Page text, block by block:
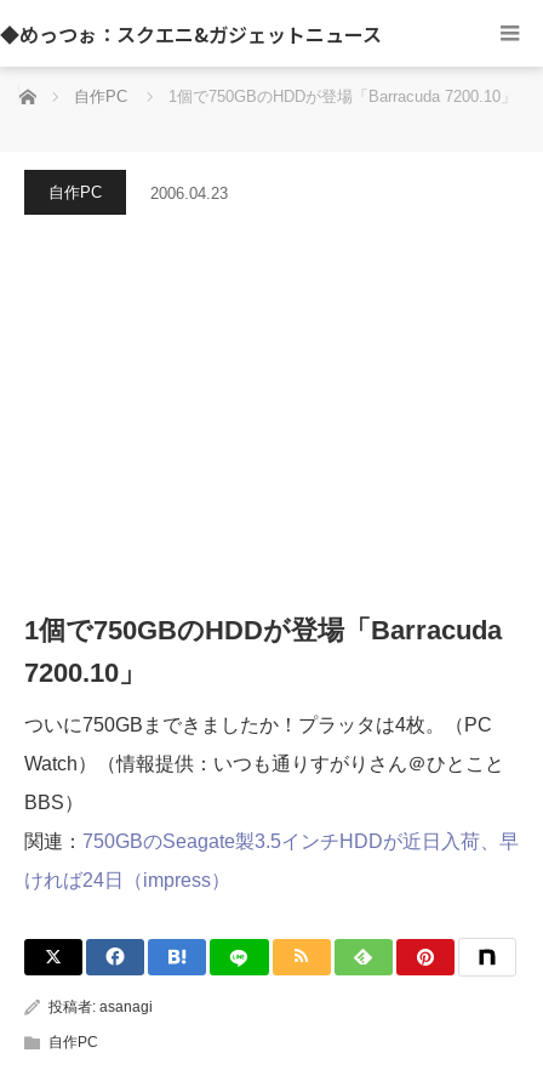
◆めっつぉ：スクエニ&ガジェットニュース
ホーム 自作PC 1個で750GBのHDDが登場「Barracuda 7200.10」
自作PC 2006.04.23
1個で750GBのHDDが登場「Barracuda
7200.10」
ついに750GBまできましたか！プラッタは4枚。（PC
Watch）（情報提供：いつも通りすがりさん＠ひとこと
BBS）
関連： 750GBのSeagate製3.5インチHDDが近日入荷、早
ければ24日（impress）
投稿者: asanagi
自作PC